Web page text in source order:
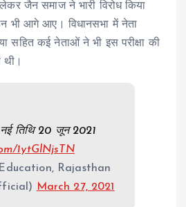
जैन समाज ने भारी विरोध किया
आगे आए। विधानसभा में नेता
सहित कई नेताओं ने भी इस परीक्षा की
थी।
नई तिथि 20 जून 2021
1ytGlNjsTN
Rajasthan
March 27, 2021